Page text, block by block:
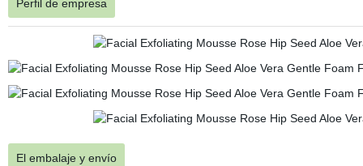
Perfil de empresa
El embalaje y envío